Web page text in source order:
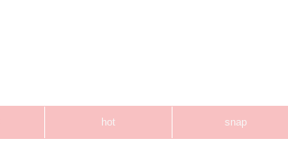
hot snap